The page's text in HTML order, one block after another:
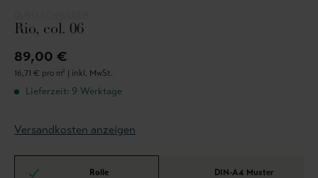
Rio, col. 06
89,00 €
16,71 € pro m² | inkl. MwSt.
Lieferzeit: 9 Werktage
Versandkosten anzeigen
Rolle DIN-A4 Muster